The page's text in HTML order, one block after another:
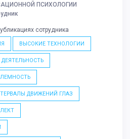
ПСИХОЛОГИИ
сотрудника
ВЫСОКИЕ ТЕХНОЛОГИИ
ДЕЯТЕЛЬНОСТЬ
ДВИЖЕНИЙ ГЛАЗ